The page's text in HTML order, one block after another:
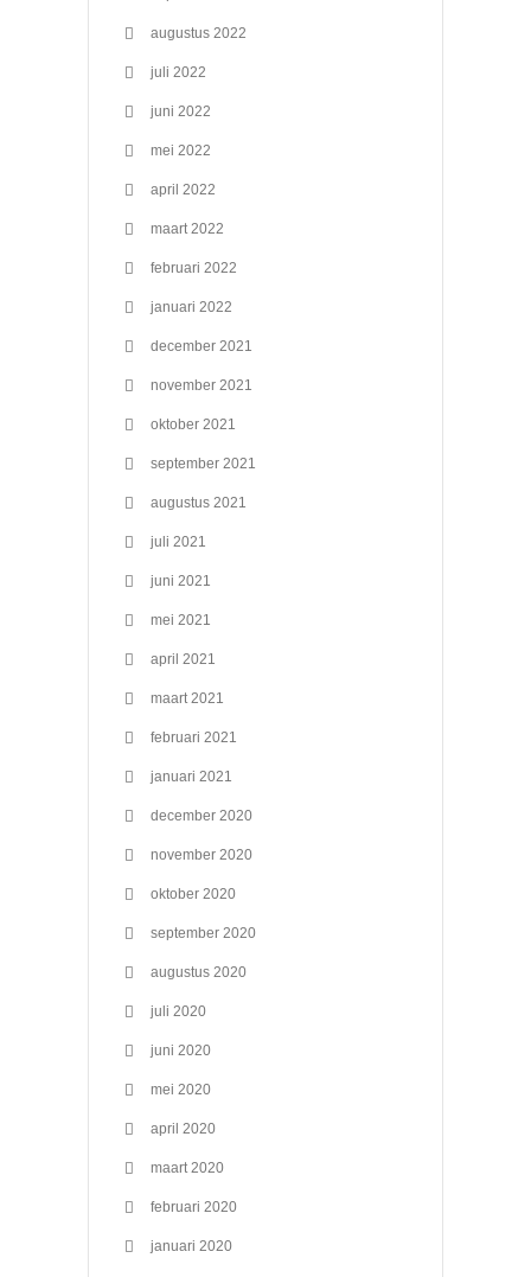
augustus 2022
juli 2022
juni 2022
mei 2022
april 2022
maart 2022
februari 2022
januari 2022
december 2021
november 2021
oktober 2021
september 2021
augustus 2021
juli 2021
juni 2021
mei 2021
april 2021
maart 2021
februari 2021
januari 2021
december 2020
november 2020
oktober 2020
september 2020
augustus 2020
juli 2020
juni 2020
mei 2020
april 2020
maart 2020
februari 2020
januari 2020